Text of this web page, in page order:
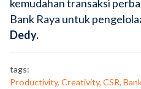
kemudahan transaksi
Bank Raya untuk
Dedy.
tags:
Productivity, Creativity, CSR,